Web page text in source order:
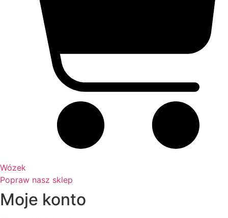
Wózek
Popraw nasz sklep
Moje konto